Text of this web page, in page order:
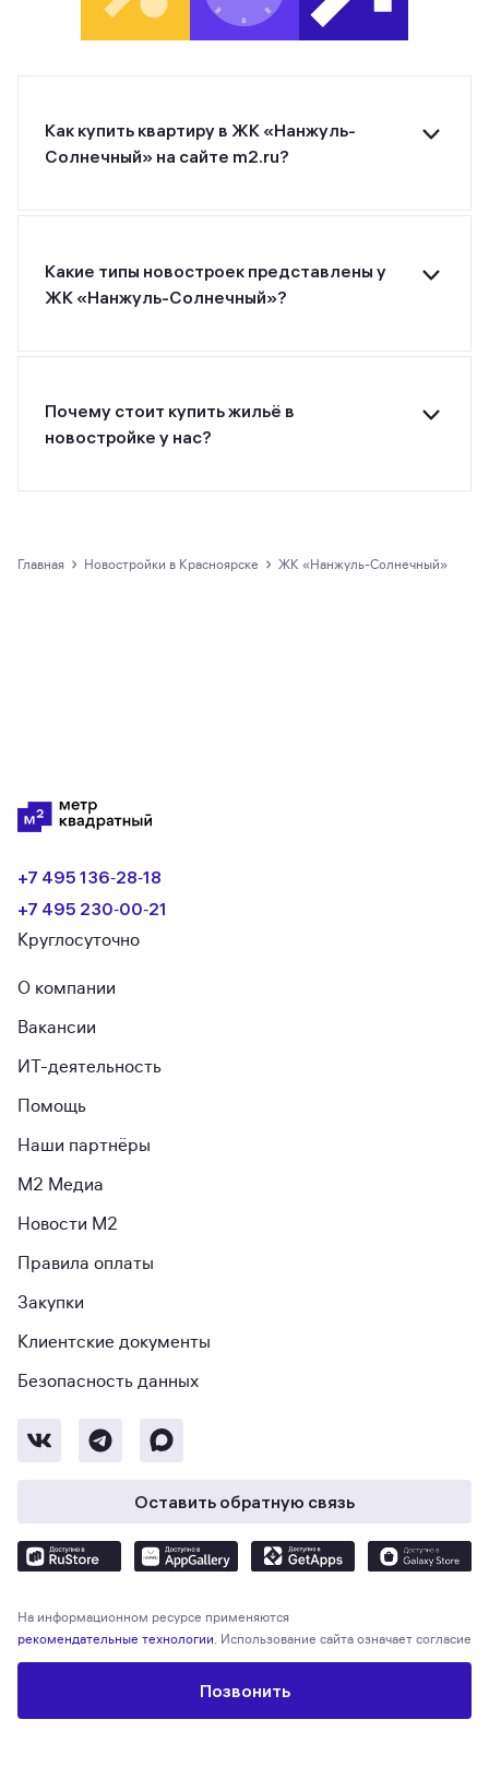
Позвонить
Как купить квартиру в ЖК «Нанжуль-
Солнечный» на сайте m2.ru?
застройщику по указанному номеру телефона.
Какие типы новостроек представлены у
ЖК «Нанжуль-Солнечный»?
Почему стоит купить жильё в
новостройке у нас?
Главная › новостройки в Красноярске › ЖК «Нанжуль-Солнечный»
+7 495 136‑28‑18
+7 495 230‑00‑21
Круглосуточно
О компании
Вакансии
ИТ-деятельность
Помощь
Наши партнёры
М2 Медиа
Новости М2
Правила оплаты
Закупки
Клиентские документы
Безопасность данных
Оставить обратную связь
На информационном ресурсе применяются
рекомендательные технологии . Использование сайта означает согласие
сПользовательским соглашениемиПолитикой конфиденциальности.
© Метр квадратный, 2026. М2 — экосистема для поиска и покупки
недвижимости, выбора ипотечных предложений, защиты и проведения